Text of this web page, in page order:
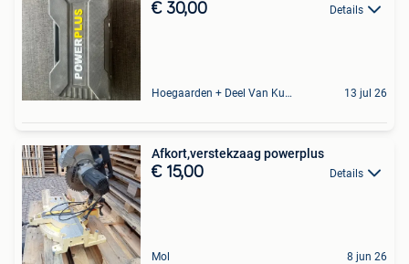
€ 30,00 Details
Hoegaarden + Deel Van Kumtich + Deel Van Tienen 13 jul 26
Afkort,verstekzaag powerplus
€ 15,00 Details
Mol 8 jun 26